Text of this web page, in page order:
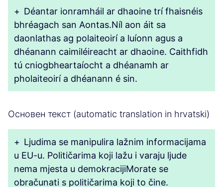
+ Déantar ionramháil ar dhaoine trí fhaisnéis
bhréagach san Aontas.Níl aon áit sa
daonlathas ag polaiteoirí a luíonn agus a
dhéanann caimiléireacht ar dhaoine. Caithfidh
tú cniogbheartaíocht a dhéanamh ar
pholaiteoirí a dhéanann é sin.
Основен текст (automatic translation in hrvatski)
+ Ljudima se manipulira lažnim informacijama
u EU-u. Političarima koji lažu i varaju ljude
nema mjesta u demokracijiMorate se
obračunati s političarima koji to čine.